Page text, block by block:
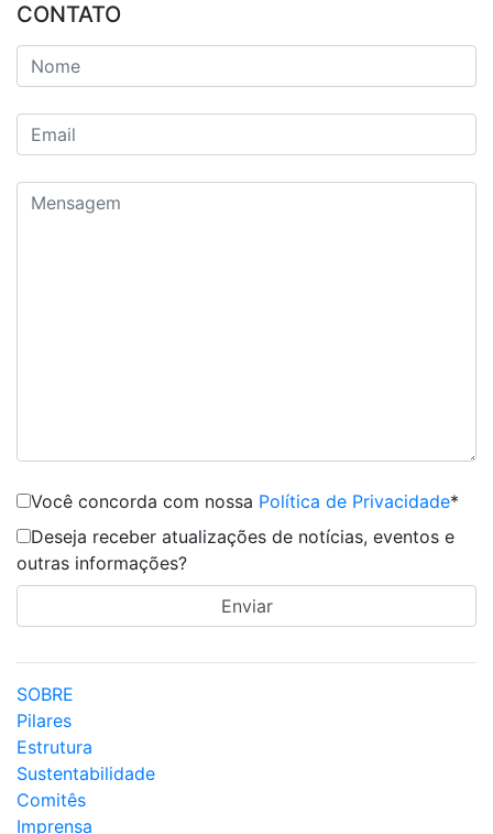
CONTATO
Você concorda com nossa Política de Privacidade*
Deseja receber atualizações de notícias, eventos e
outras informações?
SOBRE
Pilares
Estrutura
Sustentabilidade
Comitês
Imprensa